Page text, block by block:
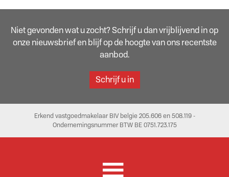
Niet gevonden wat u zocht? Schrijf u dan vrijblijvend in op
onze nieuwsbrief en blijf op de hoogte van ons recentste
aanbod.
Schrijf u in
Erkend vastgoedmakelaar BIV belgie 205.606 en 508.119 -
Ondernemingsnummer BTW BE 0751.723.175